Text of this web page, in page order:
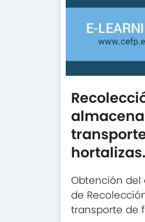
hortalizas.
Obtención
de
transporte de